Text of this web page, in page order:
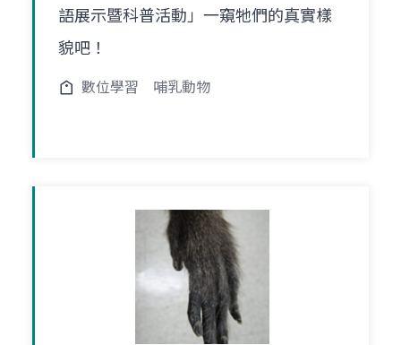
語展示暨科普活動」一窺牠們的真實樣
貌吧！
數位學習 哺乳動物